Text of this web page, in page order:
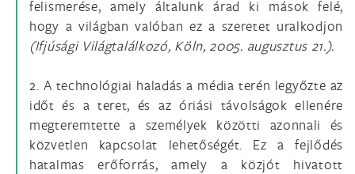
felismerése, amely általunk árad ki mások felé,
hogy a világban valóban ez a szeretet uralkodjon
(Ifjúsági Világtalálkozó, Köln, 2005. augusztus 21.).
2. A technológiai haladás a média terén legyőzte az
időt és a teret, és az óriási távolságok ellenére
megteremtette a személyek közötti azonnali és
közvetlen kapcsolat lehetőségét. Ez a fejlődés
hatalmas erőforrás, amely a közjót hivatott